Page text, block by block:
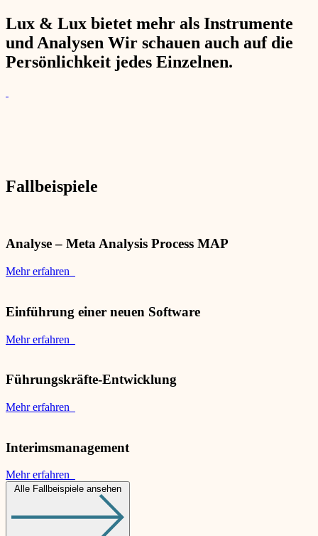
Lux & Lux bietet mehr als Instrumente
und Analysen Wir schauen auch auf die
Persönlichkeit jedes Einzelnen.
Fallbeispiele
Analyse – Meta Analysis Process MAP
Mehr erfahren
Einführung einer neuen Software
Mehr erfahren
Führungskräfte-Entwicklung
Mehr erfahren
Interimsmanagement
Mehr erfahren
Alle Fallbeispiele ansehen